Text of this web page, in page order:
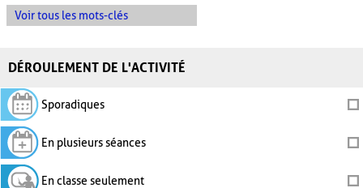
Voir tous les mots-clés
DÉROULEMENT DE L'ACTIVITÉ
Sporadiques
En plusieurs séances
En classe seulement